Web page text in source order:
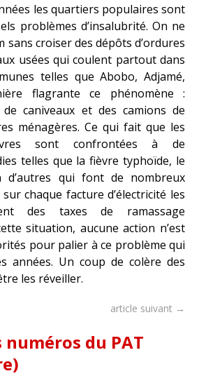
les quartiers populaires sont
problèmes d’insalubrité. On ne
sans croiser des dépôts d’ordures
usées qui coulent partout dans
telles que Abobo, Adjamé,
flagrante ce phénomène :
de caniveaux et des camions de
ménagères. Ce qui fait que les
sont confrontées à de
telles que la fièvre typhoïde, le
d’autres qui font de nombreux
chaque facture d’électricité les
des taxes de ramassage
situation, aucune action n’est
pour palier à ce problème qui
années. Un coup de colère des
les réveiller.
article suivant →
numéros du PAT